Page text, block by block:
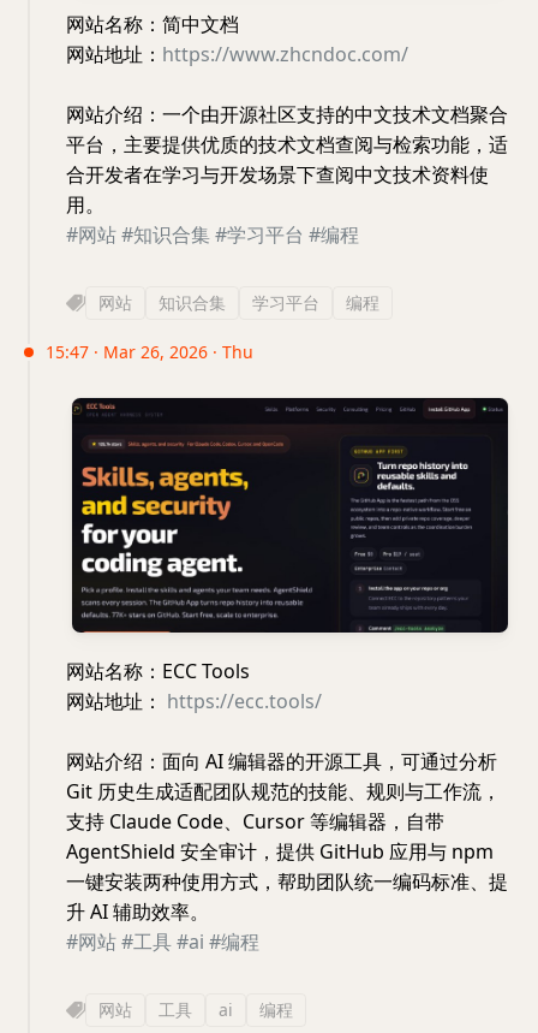
网站名称：简中文档
网站地址： https://www.zhcndoc.com/
网站介绍：一个由开源社区支持的中文技术文档聚合
平台，主要提供优质的技术文档查阅与检索功能，适
合开发者在学习与开发场景下查阅中文技术资料使
用。
#网站#知识合集#学习平台 #编程
网站 知识合集 学习平台 编程
15:47 · Mar 26, 2026 · Thu
网站名称：ECC Tools
网站地址： https://ecc.tools/
网站介绍：面向 AI 编辑器的开源工具，可通过分析
Git 历史生成适配团队规范的技能、规则与工作流，
支持 Claude Code、Cursor 等编辑器，自带
AgentShield 安全审计，提供 GitHub 应用与 npm
一键安装两种使用方式，帮助团队统一编码标准、提
升 AI 辅助效率。
#网站#工具#ai #编程
网站 工具 ai 编程